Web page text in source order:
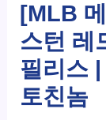
[MLB
스턴 레
필리스
토친놈